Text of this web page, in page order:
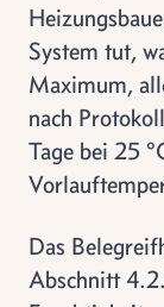
System tut,
Maximum,
nach
Tage bei 25
Das
Abschnitt